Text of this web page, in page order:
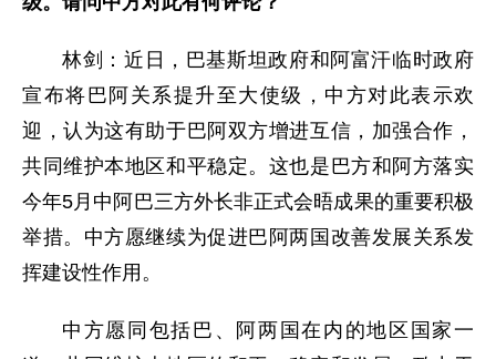
林剑：近日，巴基斯坦政府和阿富汗临时政府
宣布将巴阿关系提升至大使级，中方对此表示欢
迎，认为这有助于巴阿双方增进互信，加强合作，
共同维护本地区和平稳定。这也是巴方和阿方落实
今年5月中阿巴三方外长非正式会晤成果的重要积极
举措。中方愿继续为促进巴阿两国改善发展关系发
挥建设性作用。
中方愿同包括巴、阿两国在内的地区国家一